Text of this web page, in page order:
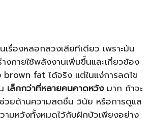
เรื่องหลอกลวงเสียทีเดียว เพราะมัน
งกายใช้พลังงานเพิ่มขึ้นและเกี่ยวข้อง
brown fat ได้จริง แต่ในแง่การลดไข
เล็กกว่าที่หลายคนคาดหวังมาก ถ้าจะ
ช่วยด้านความสดชื่น วินัย หรือการดูแล
ามหวังทั้งหมดไว้กับฝักบัวเพียงอย่าง